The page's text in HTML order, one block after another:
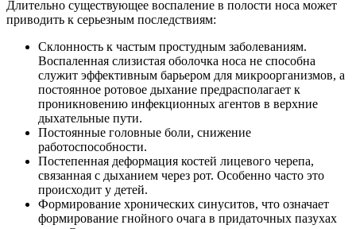
Длительно существующее воспаление в полости носа может
приводить к серьезным последствиям:
Склонность к частым простудным заболеваниям.
Воспаленная слизистая оболочка носа не способна
служит эффективным барьером для микроорганизмов, а
постоянное ротовое дыхание предрасполагает к
проникновению инфекционных агентов в верхние
дыхательные пути.
Постоянные головные боли, снижение
работоспособности.
Постепенная деформация костей лицевого черепа,
связанная с дыханием через рот. Особенно часто это
происходит у детей.
Формирование хронических синуситов, что означает
формирование гнойного очага в придаточных пазухах